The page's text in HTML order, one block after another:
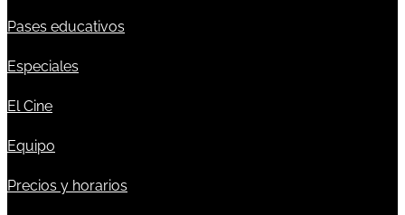
Pases educativos
Especiales
El Cine
Equipo
Precios y horarios